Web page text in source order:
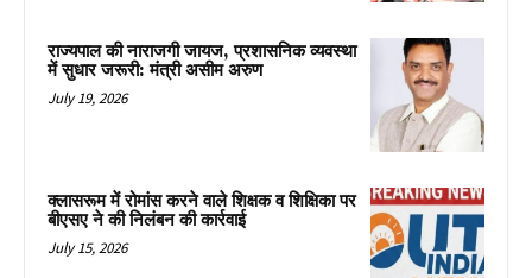
राज्यपाल की नाराजगी जायज, प्रशासनिक व्यवस्था
में सुधार जरूरी: मंत्री असीम अरुण
July 19, 2026
क्लासरूम में रोमांस करने वाले शिक्षक व शिक्षिका पर
बीएसए ने की निलंबन की कार्रवाई
July 15, 2026